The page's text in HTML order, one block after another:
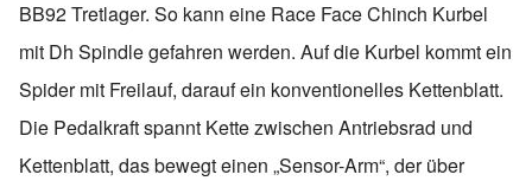
BB92 Tretlager. So kann eine Race Face Chinch Kurbel
mit Dh Spindle gefahren werden. Auf die Kurbel kommt ein
Spider mit Freilauf, darauf ein konventionelles Kettenblatt.
Die Pedalkraft spannt Kette zwischen Antriebsrad und
Kettenblatt, das bewegt einen „Sensor-Arm“, der über